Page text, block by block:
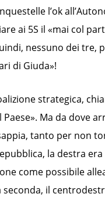
l’ok
ai 5S il «mai col
nessuno dei tre,
di Giuda»!
strategica,
Ma da dove
tanto per non
la destra era
come possibile
seconda, il